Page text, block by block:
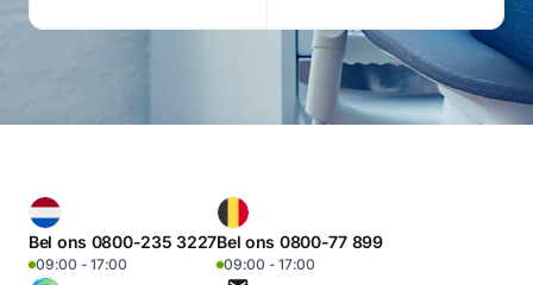
Bel ons 0800-235 3227
09:00 - 17:00
Bel ons 0800-77 899
09:00 - 17:00